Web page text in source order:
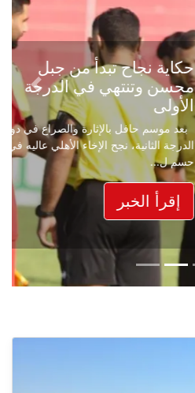
من جبل
في الدرجة
والصراع في دوري
الإخاء الأهلي عاليه في
Next